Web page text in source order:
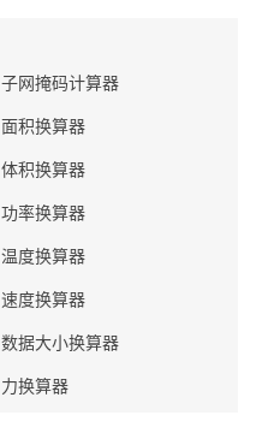
子网掩码计算器
面积换算器
体积换算器
功率换算器
温度换算器
速度换算器
数据大小换算器
力换算器